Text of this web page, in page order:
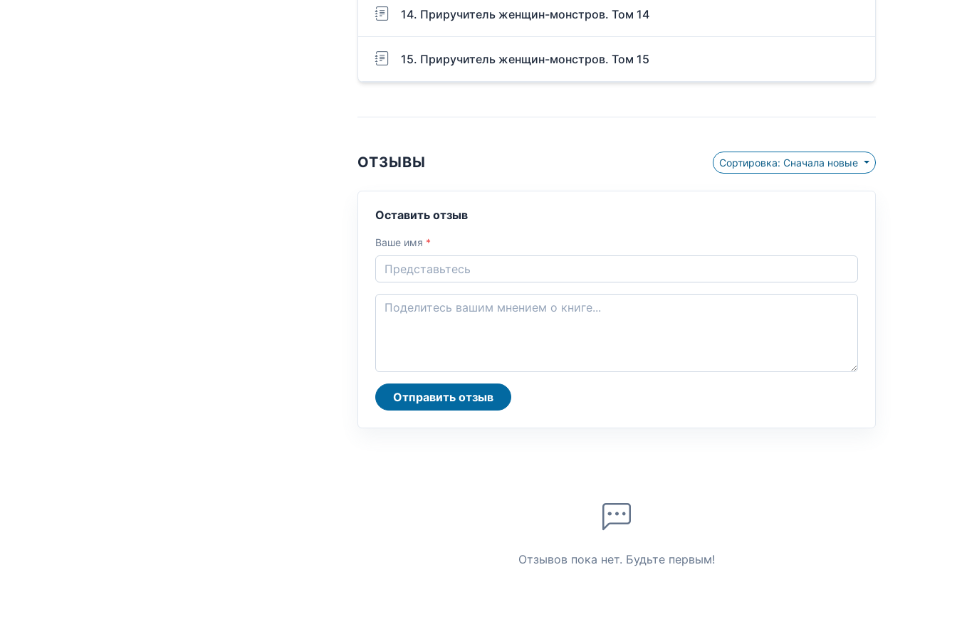
14. Приручитель женщин-монстров. Том 14
15. Приручитель женщин-монстров. Том 15
ОТЗЫВЫ Сортировка: Сначала новые
Оставить отзыв
Ваше имя *
Отправить отзыв
Отзывов пока нет. Будьте первым!